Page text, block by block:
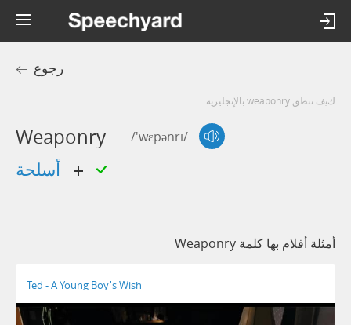
رجوع
كيف تنطق weaponry بالإنجليزية
Weaponry /'wɛpənri/
أمثلة أفلام بها كلمة Weaponry
Ted - A Young Boy's Wish